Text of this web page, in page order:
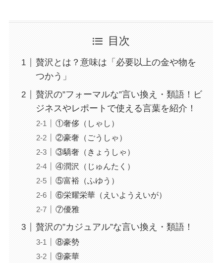
目次
贅沢とは？意味は「必要以上の金や物を
つかう」
贅沢の”フォーマルな”言い換え・類語！ビ
ジネスやレポートで使える言葉を紹介！
①奢侈（しゃし）
②豪奢（ごうしゃ）
③驕奢（きょうしゃ）
④潤沢（じゅんたく）
⑤富裕（ふゆう）
⑥栄耀栄華（えいようえいが）
⑦優雅
贅沢の”カジュアル”な言い換え・類語！
⑧豪勢
⑨豪華